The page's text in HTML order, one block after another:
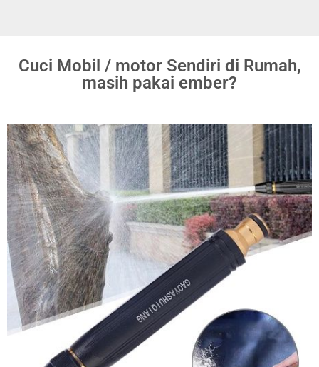
Cuci Mobil / motor Sendiri di Rumah,
masih pakai ember?